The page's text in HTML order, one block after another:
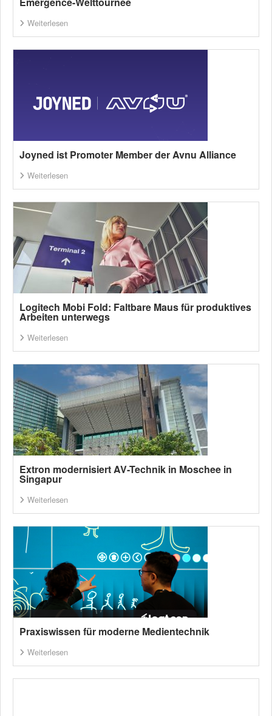
Weiterlesen
Joyned ist Promoter Member der Avnu Alliance
Weiterlesen
Logitech Mobi Fold: Faltbare Maus für produktives
Arbeiten unterwegs
Weiterlesen
Extron modernisiert AV-Technik in Moschee in
Singapur
Weiterlesen
Praxiswissen für moderne Medientechnik
Weiterlesen